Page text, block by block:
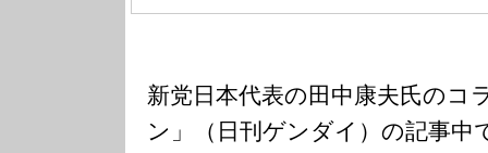
新党日本代表の田中康夫氏のコ
ン」（日刊ゲンダイ）の記事中